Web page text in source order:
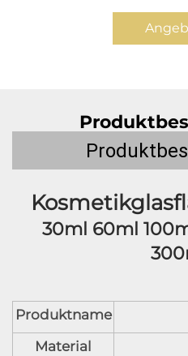
30ml 60ml
Produktname
Material